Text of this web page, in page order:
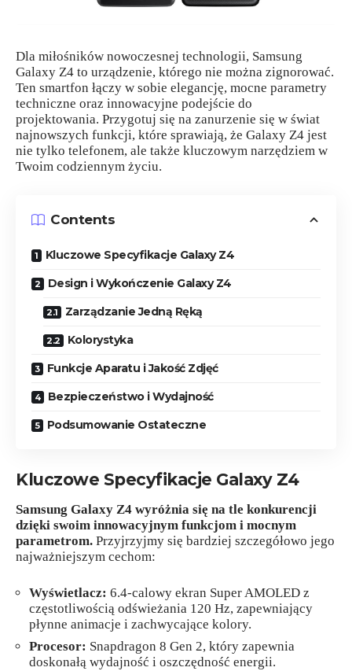
Dla miłośników nowoczesnej technologii, Samsung
Galaxy Z4 to urządzenie, którego nie można zignorować.
Ten smartfon łączy w sobie elegancję, mocne parametry
techniczne oraz innowacyjne podejście do
projektowania. Przygotuj się na zanurzenie się w świat
najnowszych funkcji, które sprawiają, że Galaxy Z4 jest
nie tylko telefonem, ale także kluczowym narzędziem w
Twoim codziennym życiu.
Contents
Kluczowe Specyfikacje Galaxy Z4
Design i Wykończenie Galaxy Z4
Zarządzanie Jedną Ręką
Kolorystyka
Funkcje Aparatu i Jakość Zdjęć
Bezpieczeństwo i Wydajność
Podsumowanie Ostateczne
Kluczowe Specyfikacje Galaxy Z4
Samsung Galaxy Z4 wyróżnia się na tle konkurencji
dzięki swoim innowacyjnym funkcjom i mocnym
parametrom. Przyjrzyjmy się bardziej szczegółowo jego
najważniejszym cechom:
Wyświetlacz: 6.4-calowy ekran Super AMOLED z
częstotliwością odświeżania 120 Hz, zapewniający
płynne animacje i zachwycające kolory.
Procesor: Snapdragon 8 Gen 2, który zapewnia
doskonałą wydajność i oszczędność energii.